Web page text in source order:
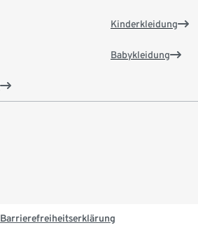
Kinderkleidung
Babykleidung
Barrierefreiheitserklärung